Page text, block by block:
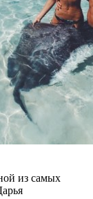
из самых